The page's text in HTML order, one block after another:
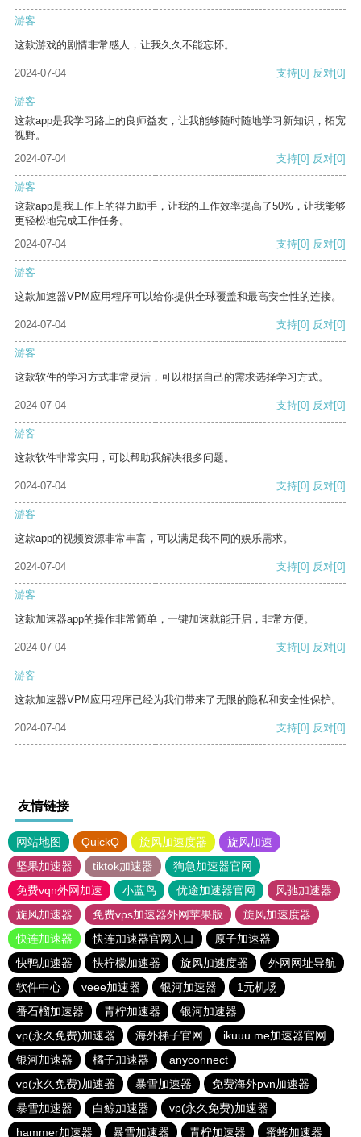
游客
这款游戏的剧情非常感人，让我久久不能忘怀。
2024-07-04 支持[0] 反对[0]
游客
这款app是我学习路上的良师益友，让我能够随时随地学习新知识，拓宽
视野。
2024-07-04
支持[0] 反对[0]
游客
这款app是我工作上的得力助手，让我的工作效率提高了50%，让我能够
更轻松地完成工作任务。
2024-07-04
支持[0] 反对[0]
游客
这款加速器VPM应用程序可以给你提供全球覆盖和最高安全性的连接。
2024-07-04 支持[0] 反对[0]
游客
这款软件的学习方式非常灵活，可以根据自己的需求选择学习方式。
2024-07-04 支持[0] 反对[0]
游客
这款软件非常实用，可以帮助我解决很多问题。
2024-07-04 支持[0] 反对[0]
游客
这款app的视频资源非常丰富，可以满足我不同的娱乐需求。
2024-07-04 支持[0] 反对[0]
游客
这款加速器app的操作非常简单，一键加速就能开启，非常方便。
2024-07-04 支持[0] 反对[0]
游客
这款加速器VPM应用程序已经为我们带来了无限的隐私和安全性保护。
2024-07-04 支持[0] 反对[0]
友情链接
网站地图 QuickQ 旋风加速度器
旋风加速
坚果加速器
tiktok加速器
狗急加速器官网
免费vqn外网加速
小蓝鸟 优途加速器官网
风驰加速器
旋风加速器
免费vps加速器外网苹果版
旋风加速度器
快连加速器
快连加速器官网入口
原子加速器
快鸭加速器
快柠檬加速器 旋风加速度器
外网网址导航
软件中心
veee加速器 银河加速器
1元机场
番石榴加速器
青柠加速器
银河加速器
vp(永久免费)加速器
海外梯子官网
ikuuu.me加速器官网
银河加速器
橘子加速器
anyconnect
vp(永久免费)加速器
暴雪加速器
免费海外pvn加速器
暴雪加速器
白鲸加速器
vp(永久免费)加速器
hammer加速器
暴雪加速器 青柠加速器 蜜蜂加速器